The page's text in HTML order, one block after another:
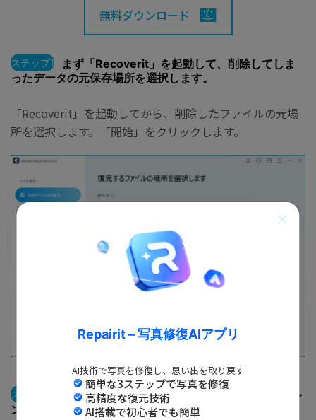
Repairit – 写真修復AIアプリ
AI技術で写真を修復し、思い出を取り戻す
簡単な3ステップで写真を修復
高精度な復元技術
AI搭載で初心者でも簡単
無料ダウンロード
ステップ1
まず「Recoverit」を起動して、削除してしま
ったデータの元保存場所を選択します。
「Recoverit」を起動してから、削除したファイルの元場
所を選択します。「開始」をクリックします。
ステップ2
停止コードエラーで紛失したファイルをスキャ
ンします。